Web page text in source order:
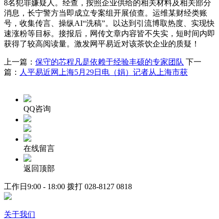
8名犯罪嫌疑人。经查，按照企业供给的相关材料及相关部分
消息，长宁警方当即成立专案组开展侦查。运维某财经类账
号，收集传言、操纵AI“洗稿”。以达到引流博取热度、实现快
速涨粉等目标。接报后，网传文章内容皆不失实，短时间内即
获得了较高阅读量。激发网平易近对该茶饮企业的质疑！
上一篇： 保守的芯程凡是依赖于经验丰硕的专家团队 下一
篇： 人平易近网上海5月29日电（娟）记者从上海市获
QQ咨询
在线留言
返回顶部
工作日9:00 - 18:00 拨打 028-8127 0818
关于我们